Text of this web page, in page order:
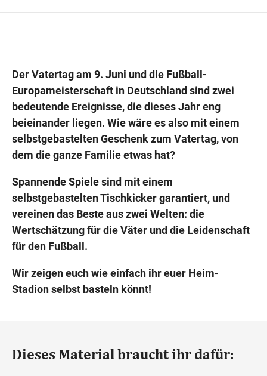
Der Vatertag am 9. Juni und die Fußball-
Europameisterschaft in Deutschland sind zwei
bedeutende Ereignisse, die dieses Jahr eng
beieinander liegen. Wie wäre es also mit einem
selbstgebastelten Geschenk zum Vatertag, von
dem die ganze Familie etwas hat?
Spannende Spiele sind mit einem
selbstgebastelten Tischkicker garantiert, und
vereinen das Beste aus zwei Welten: die
Wertschätzung für die Väter und die Leidenschaft
für den Fußball.
Wir zeigen euch wie einfach ihr euer Heim-
Stadion selbst basteln könnt!
Dieses Material braucht ihr dafür: